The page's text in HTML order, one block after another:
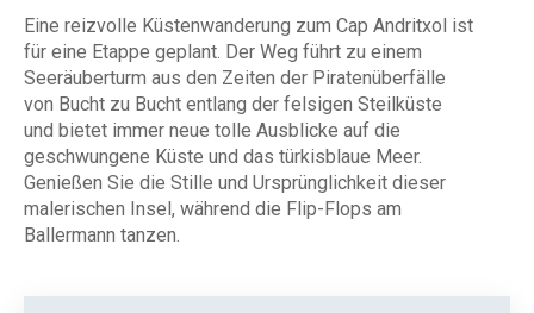
Eine reizvolle Küstenwanderung zum Cap Andritxol ist
für eine Etappe geplant. Der Weg führt zu einem
Seeräuberturm aus den Zeiten der Piratenüberfälle
von Bucht zu Bucht entlang der felsigen Steilküste
und bietet immer neue tolle Ausblicke auf die
geschwungene Küste und das türkisblaue Meer.
Genießen Sie die Stille und Ursprünglichkeit dieser
malerischen Insel, während die Flip-Flops am
Ballermann tanzen.